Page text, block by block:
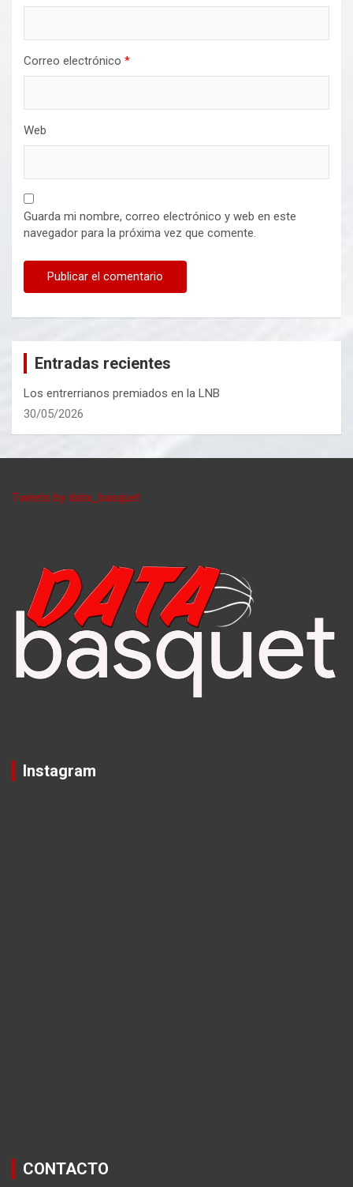
Correo electrónico *
Web
Guarda mi nombre, correo electrónico y web en este
navegador para la próxima vez que comente.
Entradas recientes
Los entrerrianos premiados en la LNB
30/05/2026
Tweets by data_basquet
Instagram
CONTACTO